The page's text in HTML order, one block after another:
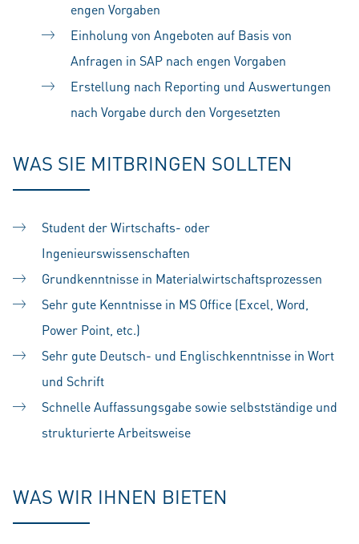
engen Vorgaben
Einholung von Angeboten auf Basis von
Anfragen in SAP nach engen Vorgaben
Erstellung nach Reporting und Auswertungen
nach Vorgabe durch den Vorgesetzten
WAS SIE MITBRINGEN SOLLTEN
Student der Wirtschafts- oder
Ingenieurswissenschaften
Grundkenntnisse in Materialwirtschaftsprozessen
Sehr gute Kenntnisse in MS Office (Excel, Word,
Power Point, etc.)
Sehr gute Deutsch- und Englischkenntnisse in Wort
und Schrift
Schnelle Auffassungsgabe sowie selbstständige und
strukturierte Arbeitsweise
WAS WIR IHNEN BIETEN